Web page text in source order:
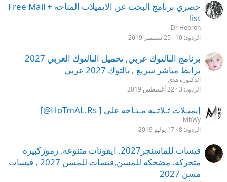
حصري برنامج البحث عن الايميلات المتاحه Free Mail +
list
Dr Hebron
الردود 10 25 سبتمبر 2019
برنامج البالتوك عربي, تحميل البالتوك العربي 2027
برابط مباشر سريع , بالتوك 2027 عربي
الدكتورة هدى
الردود 3 22 أغسطس 2019
إيميـلات ثـلاثـيه مـتـاحه على [ HoTmAL.Rs@]
MhWy
الردود 8 17 يوليو 2019
فيسات للماسنجر2027, ايقونات متنوعه, رموزكبيره
متحركه. مضحكه للمسن,فيسات للمسن 2027 , فيسات
مسن 2027